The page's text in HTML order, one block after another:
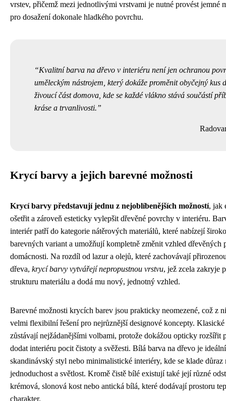
vrstev, přičemž mezi jednotlivými vrstvami je nutné provést jemné
pro dosažení dokonale hladkého povrchu.
Kvalitní barva na dřevo v interiéru není jen ochranou
uměleckým nástrojem, který dokáže proměnit obyčejný kus
živoucí část domova, kde se každé vlákno stává součástí
kráse a trvanlivosti.
Krycí barvy a jejich barevné možnosti
Krycí barvy představují jednu z nejoblíbenějších možností, jak
ošetřit a zároveň esteticky vylepšit dřevěné povrchy v interiéru.
interiér patří do kategorie nátěrových materiálů, které nabízejí
barevných variant a umožňují kompletně změnit vzhled dřevěných
domácnosti. Na rozdíl od lazur a olejů, které zachovávají
dřeva, krycí barvy vytvářejí nepropustnou vrstvu, jež zcela zakryje
strukturu materiálu a dodá mu nový, jednotný vzhled.
Barevné možnosti krycích barev jsou prakticky neomezené, což z
velmi flexibilní řešení pro nejrůznější designové koncepty.
zůstávají nejžádanějšími volbami, protože dokážou opticky rozšířit
dodat interiéru pocit čistoty a svěžesti. Bílá barva na dřevo je
skandinávský styl nebo minimalistické interiéry, kde se klade důraz
jednoduchost a světlost. Kromě čistě bílé existují také její různé
krémová, slonová kost nebo antická bílá, které dodávají prostoru
charakter.